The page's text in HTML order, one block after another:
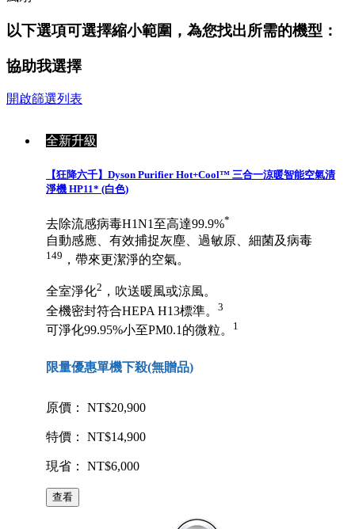
以下選項可選擇縮小範圍，為您找出所需的機型：
協助我選擇
開啟篩選列表
全新升級
【狂降六千】Dyson Purifier Hot+Cool™ 三合一涼暖智能空氣清
淨機 HP11* (白色)
去除流感病毒H1N1至高達99.9%*
自動感應、有效捕捉灰塵、過敏原、細菌及病毒
149 ，帶來更潔淨的空氣。
全室淨化2 ，吹送暖風或涼風。
全機密封符合HEPA H13標準。 3
可淨化99.95%小至PM0.1的微粒。 1
限量優惠單機下殺(無贈品)
原價： NT$20,900
特價： NT$14,900
現省： NT$6,000
查看